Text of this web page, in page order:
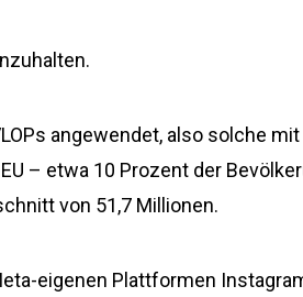
angewendet, also solche
– etwa 10 Prozent der
von 51,7 Millionen.
eigenen Plattformen